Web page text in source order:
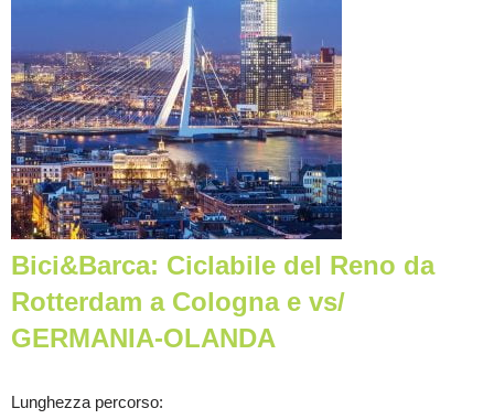
Bici&Barca: Ciclabile del Reno da
Rotterdam a Cologna e vs/
GERMANIA-OLANDA
Lunghezza percorso: